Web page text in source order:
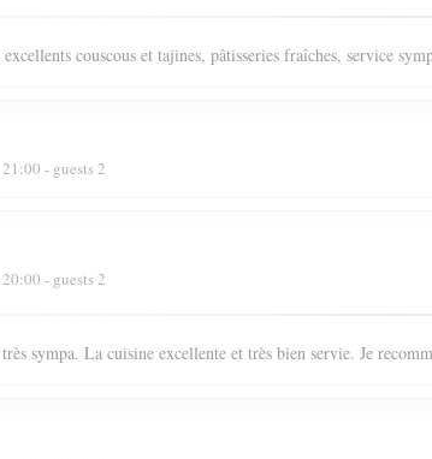
couscous et tajines, pâtisseries fraîches, service
- guests 2
- guests 2
sympa. La cuisine excellente et très bien servie. Je